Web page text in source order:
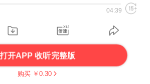
04:39
打开APP 收听完整版
购买 ￥ 0.30